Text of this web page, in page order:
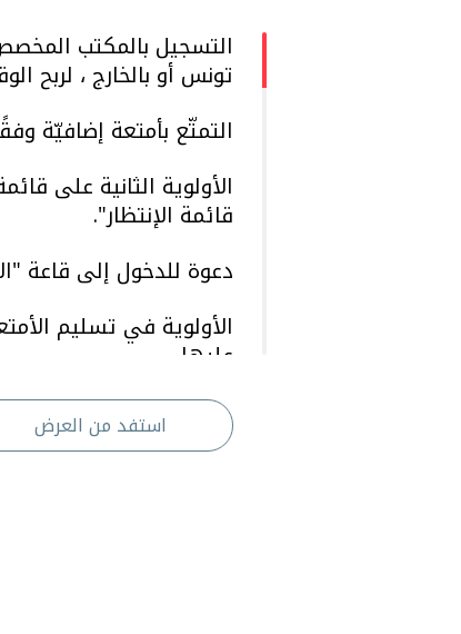
التسجيل بالمكتب
تونس أو بالخارج ، لربح
التمتّع بأمتعة إضافيّة
الأولوية الثانية على
قائمة الإنتظار".
دعوة للدخول إلى قاعة
الأولوية في تسليم
عليها.
إسناد 25 % من
المكافأة).استفد من العرض